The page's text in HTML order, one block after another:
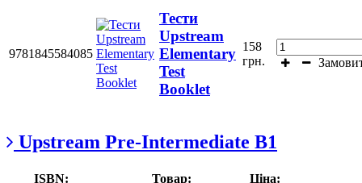
9781845584085
Тести
Upstream
Elementary
Test
Booklet
158
грн.
Upstream Pre-Intermediate В1
ISBN: Товар: Ціна: